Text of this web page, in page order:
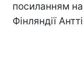
посиланням
Фінляндії